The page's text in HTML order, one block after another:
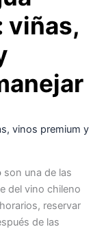
viñas,
vinos premium y
son una de las
del vino chileno
reservar
de las